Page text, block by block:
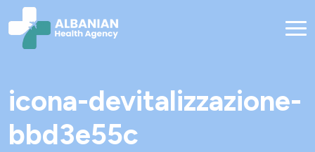
icona-devitalizzazione-
bbd3e55c